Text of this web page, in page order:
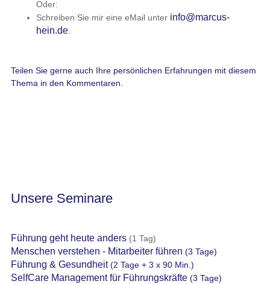
Oder:
Schreiben Sie mir eine eMail unter info@marcus-
hein.de.
Teilen Sie gerne auch Ihre persönlichen Erfahrungen mit diesem
Thema in den Kommentaren.
Unsere Seminare
Führung geht heute anders(1 Tag)
Menschen verstehen - Mitarbeiter führen (3 Tage)
Führung & Gesundheit(2 Tage + 3 x 90 Min.)
SelfCare Management für Führungskräfte(3 Tage)